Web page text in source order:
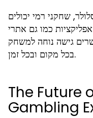
שחקני רמי יכולים
כמו גם אתרי
גישה נוחה למשחק
בכל מקום ובכל זמן.
The Future
Gambling